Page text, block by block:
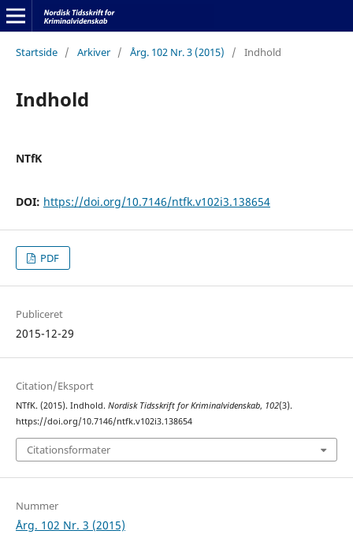
Startside / Arkiver / Årg. 102 Nr. 3 (2015) / Indhold
Indhold
NTfK
DOI: https://doi.org/10.7146/ntfk.v102i3.138654
PDF
Publiceret
2015-12-29
Citation/Eksport
NTfK. (2015). Indhold. Nordisk Tidsskrift for Kriminalvidenskab, 102(3).
https://doi.org/10.7146/ntfk.v102i3.138654
Citationsformater
Nummer
Årg. 102 Nr. 3 (2015)